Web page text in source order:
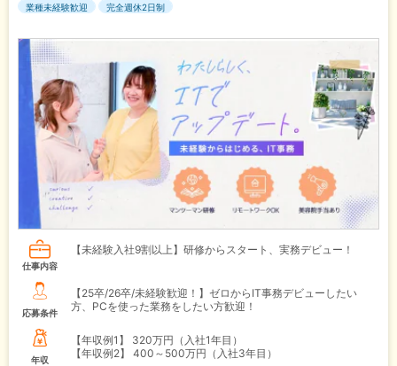
業種未経験歓迎
完全週休2日制
仕事内容
【未経験入社9割以上】研修からスタート、実務デビュー！
応募条件
【25卒/26卒/未経験歓迎！】ゼロからIT事務デビューしたい
方、PCを使った業務をしたい方歓迎！
年収
【年収例1】
320万円（入社1年目）
【年収例2】
400～500万円（入社3年目）